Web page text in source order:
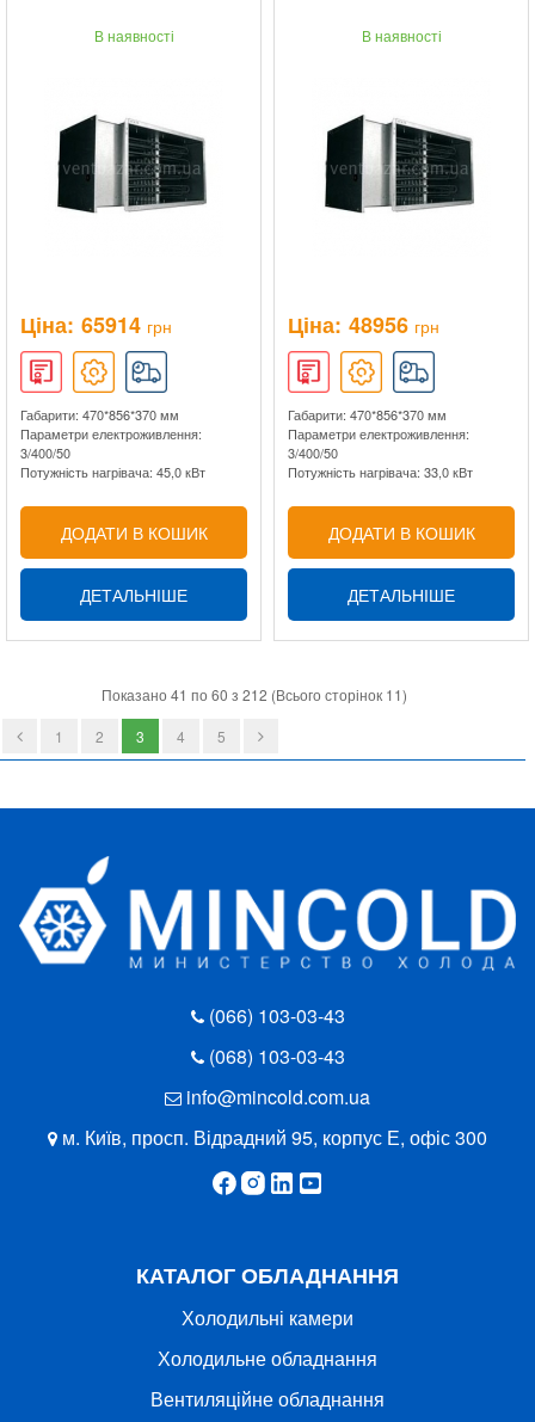
В наявності
Ціна: 65914 грн
Габарити: 470*856*370 мм
Параметри електроживлення:
3/400/50
Потужність нагрівача: 45,0 кВт
ДОДАТИ В КОШИК
ДЕТАЛЬНІШЕ
В наявності
Ціна: 48956 грн
Габарити: 470*856*370 мм
Параметри електроживлення:
3/400/50
Потужність нагрівача: 33,0 кВт
ДОДАТИ В КОШИК
ДЕТАЛЬНІШЕ
Показано 41 по 60 з 212 (Всього сторінок 11)
1 2 3 4 5
(066) 103-03-43
(068) 103-03-43
info@mincold.com.ua
м. Київ, просп. Відрадний 95, корпус Е, офіс 300
КАТАЛОГ ОБЛАДНАННЯ
Холодильні камери
Холодильне обладнання
Вентиляційне обладнання